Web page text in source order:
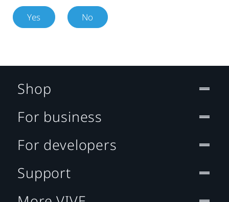
Yes No
Shop
For business
For developers
Support